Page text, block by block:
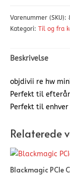
Varenummer (SKU):
Kategori: Til og fra
Beskrivelse
objdivii re hw
Perfekt til
Perfekt til
Relaterede
Blackmagic PCIe